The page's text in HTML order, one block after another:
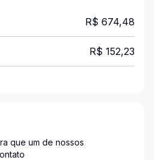
R$ 674,48
R$ 152,23
que um de nossos